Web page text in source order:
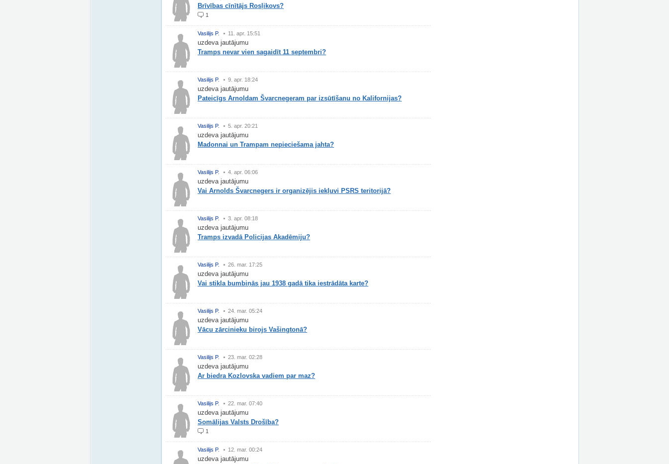
Brīvības cīnītājs Rosļikovs?
1
Vasilijs P. 11. apr. 15:51
uzdeva jautājumu
Tramps nevar vien sagaidīt 11 septembri?
Vasilijs P. 9. apr. 18:24
uzdeva jautājumu
Pateicīgs Arnoldam Švarcnegeram par izsūtīšanu no Kalifornijas?
Vasilijs P. 5. apr. 20:21
uzdeva jautājumu
Madonnai un Trampam nepieciešama jahta?
Vasilijs P. 4. apr. 06:06
uzdeva jautājumu
Vai Arnolds Švarcnegers ir organizējis iekļuvi PSRS teritorijā?
Vasilijs P. 3. apr. 08:18
uzdeva jautājumu
Tramps izvadā Policijas Akadēmiju?
Vasilijs P. 26. mar. 17:25
uzdeva jautājumu
Vai stikla bumbiņās jau 1938 gadā tika iestrādāta karte?
Vasilijs P. 24. mar. 05:24
uzdeva jautājumu
Vācu zārcinieku birojs Vašingtonā?
Vasilijs P. 23. mar. 02:28
uzdeva jautājumu
Ar biedra Kozlovska vadiem par maz?
Vasilijs P. 22. mar. 07:40
uzdeva jautājumu
Somālijas Valsts Drošība?
1
Vasilijs P. 12. mar. 00:24
uzdeva jautājumu